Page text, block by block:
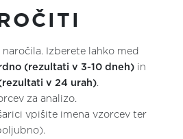
Izberete lahko med
(rezultati v 3-10 dneh) in
v 24 urah).
za analizo.
vpišite imena vzorcev ter